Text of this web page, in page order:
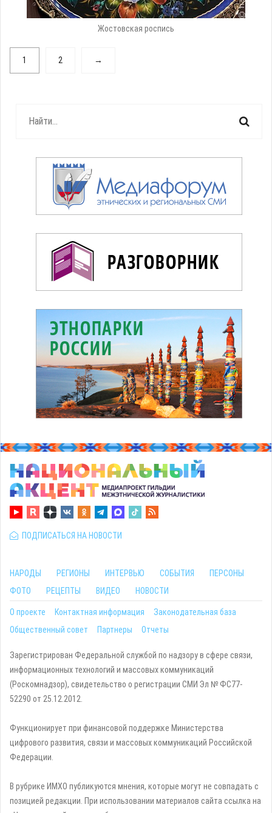
Жостовская роспись
1 2 →
ПОДПИСАТЬСЯ НА НОВОСТИ
НАРОДЫ РЕГИОНЫ ИНТЕРВЬЮ СОБЫТИЯ
ПЕРСОНЫ
ФОТО
РЕЦЕПТЫ ВИДЕО НОВОСТИ
О проекте Контактная информация
Законодательная база
Общественный совет
Партнеры Отчеты
Зарегистрирован Федеральной службой по надзору в сфере связи,
информационных технологий и массовых коммуникаций
(Роскомнадзор), свидетельство о регистрации СМИ Эл № ФС77-
52290 от 25.12.2012.
Функционирует при финансовой поддержке Министерства
цифрового развития, связи и массовых коммуникаций Российской
Федерации.
В рубрике ИМХО публикуются мнения, которые могут не совпадать с
позицией редакции. При использовании материалов сайта ссылка на